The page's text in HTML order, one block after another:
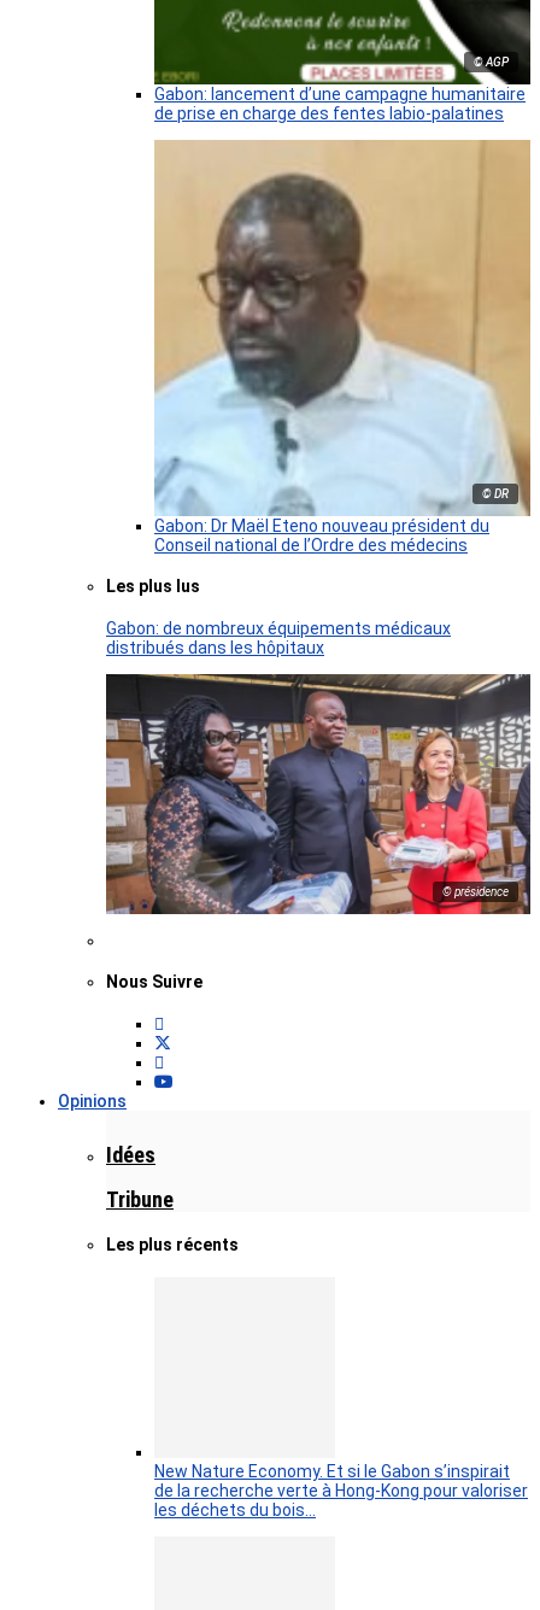
© AGP
Gabon: lancement d’une campagne humanitaire
de prise en charge des fentes labio-palatines
© DR
Gabon: Dr Maël Eteno nouveau président du
Conseil national de l’Ordre des médecins
Les plus lus
Gabon: de nombreux équipements médicaux
distribués dans les hôpitaux
© présidence
Nous Suivre
Opinions
Idées
Tribune
Les plus récents
New Nature Economy. Et si le Gabon s’inspirait
de la recherche verte à Hong-Kong pour valoriser
les déchets du bois…